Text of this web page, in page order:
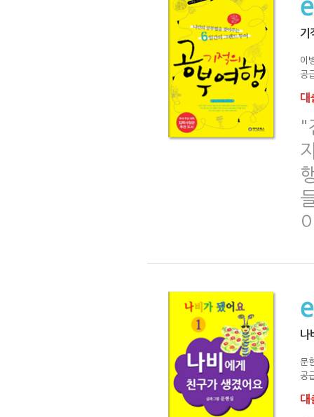
기
이
공
대
"
나
문
공
대